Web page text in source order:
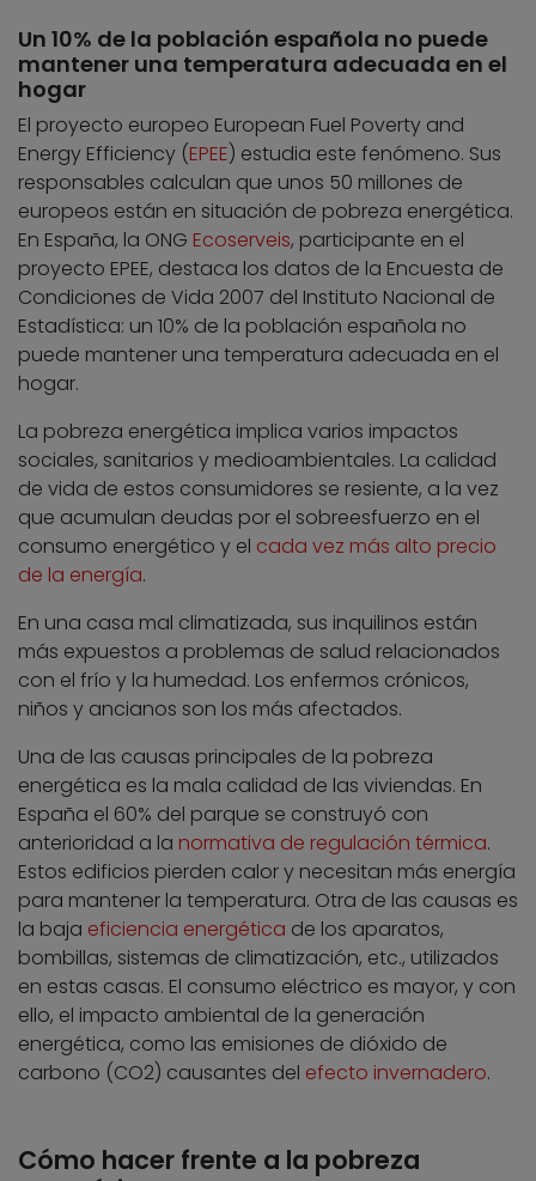
Un 10% de la población española no puede
mantener una temperatura adecuada en el
hogar
El proyecto europeo European Fuel Poverty and
Energy Efficiency (EPEE) estudia este fenómeno. Sus
responsables calculan que unos 50 millones de
europeos están en situación de pobreza energética.
En España, la ONG Ecoserveis, participante en el
proyecto EPEE, destaca los datos de la Encuesta de
Condiciones de Vida 2007 del Instituto Nacional de
Estadística: un 10% de la población española no
puede mantener una temperatura adecuada en el
hogar.
La pobreza energética implica varios impactos
sociales, sanitarios y medioambientales. La calidad
de vida de estos consumidores se resiente, a la vez
que acumulan deudas por el sobreesfuerzo en el
consumo energético y el cada vez más alto precio
de la energía.
En una casa mal climatizada, sus inquilinos están
más expuestos a problemas de salud relacionados
con el frío y la humedad. Los enfermos crónicos,
niños y ancianos son los más afectados.
Una de las causas principales de la pobreza
energética es la mala calidad de las viviendas. En
España el 60% del parque se construyó con
anterioridad a la normativa de regulación térmica.
Estos edificios pierden calor y necesitan más energía
para mantener la temperatura. Otra de las causas es
la baja eficiencia energética de los aparatos,
bombillas, sistemas de climatización, etc., utilizados
en estas casas. El consumo eléctrico es mayor, y con
ello, el impacto ambiental de la generación
energética, como las emisiones de dióxido de
carbono (CO2) causantes del efecto invernadero.
Cómo hacer frente a la pobreza